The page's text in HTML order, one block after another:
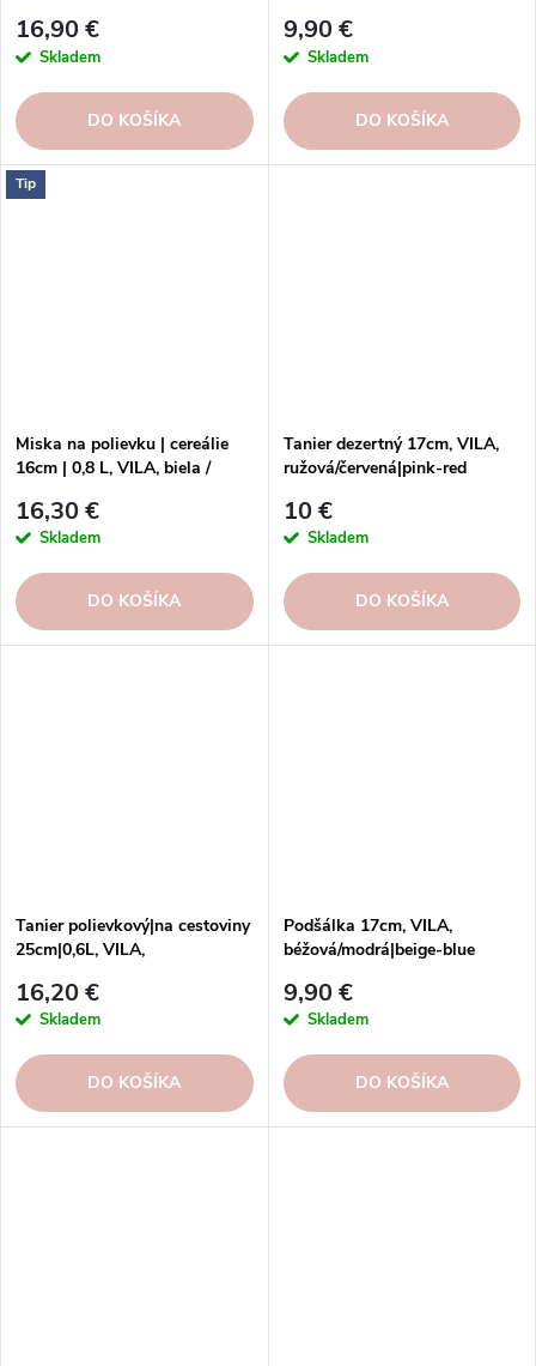
16,90 €
Skladem
DO KOŠÍKA
9,90 €
Skladem
DO KOŠÍKA
Tip
Miska na polievku | cereálie
16cm | 0,8 L, VILA, biela /
16,30 €
Skladem
DO KOŠÍKA
Tanier dezertný 17cm, VILA,
ružová/červená|pink-red
10 €
Skladem
DO KOŠÍKA
Tanier polievkový|na cestoviny
25cm|0,6L, VILA,
16,20 €
Skladem
DO KOŠÍKA
Podšálka 17cm, VILA,
béžová/modrá|beige-blue
9,90 €
Skladem
DO KOŠÍKA